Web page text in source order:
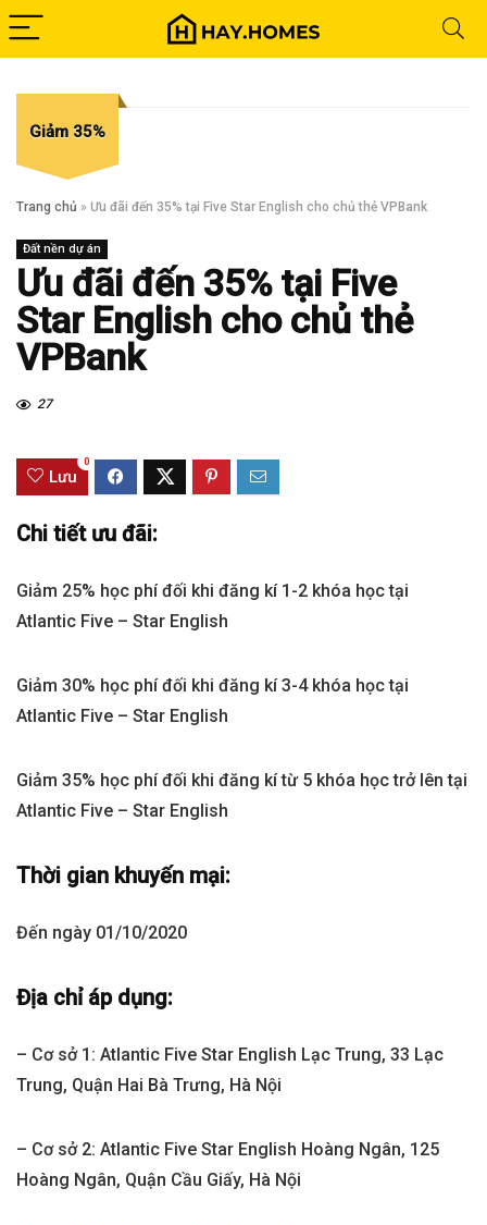
Giảm 35%
Trang chủ » Ưu đãi đến 35% tại Five Star English cho chủ thẻ VPBank
Đất nền dự án
Ưu đãi đến 35% tại Five
Star English cho chủ thẻ
VPBank
27
Lưu
0
Chi tiết ưu đãi:
Giảm 25% học phí đối khi đăng kí 1-2 khóa học tại
Atlantic Five – Star English
Giảm 30% học phí đối khi đăng kí 3-4 khóa học tại
Atlantic Five – Star English
Giảm 35% học phí đối khi đăng kí từ 5 khóa học trở lên tại
Atlantic Five – Star English
Thời gian khuyến mại:
Đến ngày 01/10/2020
Địa chỉ áp dụng:
– Cơ sở 1: Atlantic Five Star English Lạc Trung, 33 Lạc
Trung, Quận Hai Bà Trưng, Hà Nội
– Cơ sở 2: Atlantic Five Star English Hoàng Ngân, 125
Hoàng Ngân, Quận Cầu Giấy, Hà Nội